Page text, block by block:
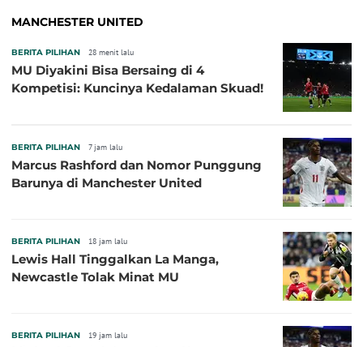
MANCHESTER UNITED
BERITA PILIHAN 28 menit lalu
MU Diyakini Bisa Bersaing di 4
Kompetisi: Kuncinya Kedalaman Skuad!
BERITA PILIHAN 7 jam lalu
Marcus Rashford dan Nomor Punggung
Barunya di Manchester United
BERITA PILIHAN 18 jam lalu
Lewis Hall Tinggalkan La Manga,
Newcastle Tolak Minat MU
BERITA PILIHAN 19 jam lalu